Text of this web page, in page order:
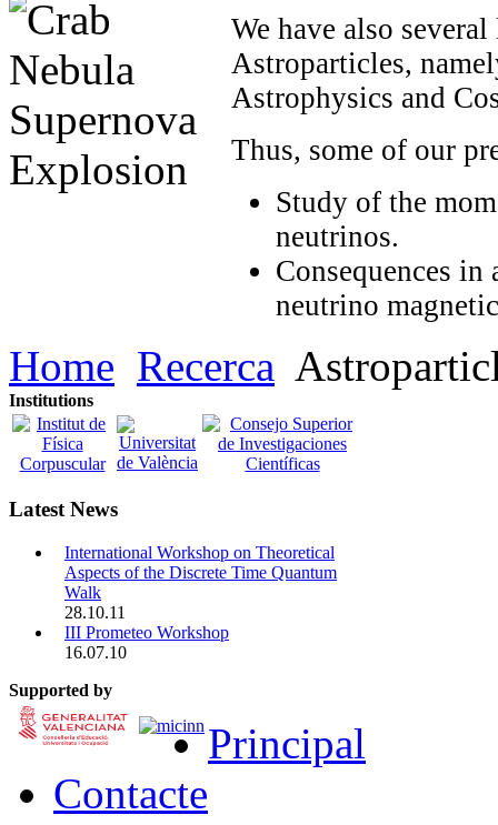
We have also
Astroparticles,
Astrophysics and
Thus, some of our
Study of the
neutrinos.
Consequences
neutrino
Home Recerca
Institutions
Latest News
International Workshop on Theoretical
Aspects of the Discrete Time Quantum
Walk
28.10.11
III Prometeo Workshop
16.07.10
Supported by
Principal
Contacte